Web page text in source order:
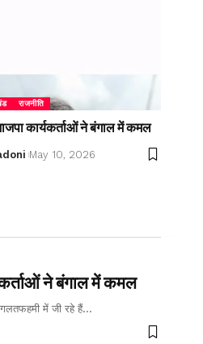
राजनीति
कार्यकर्ताओं ने बंगाल में कमल
May 10, 2026
ने बंगाल में कमल
में जी रहे हैं…